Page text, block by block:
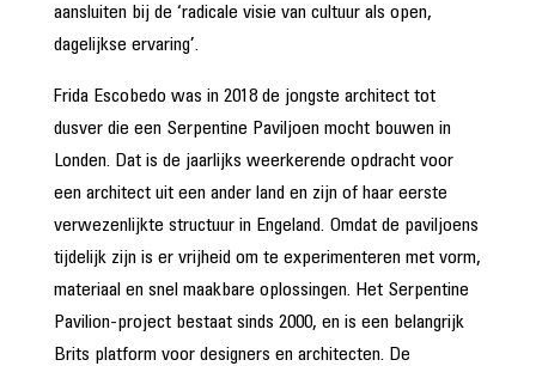
aansluiten bij de ‘radicale visie van cultuur als open,
dagelijkse ervaring’.
Frida Escobedo was in 2018 de jongste architect tot
dusver die een Serpentine Paviljoen mocht bouwen in
Londen. Dat is de jaarlijks weerkerende opdracht voor
een architect uit een ander land en zijn of haar eerste
verwezenlijkte structuur in Engeland. Omdat de paviljoens
tijdelijk zijn is er vrijheid om te experimenteren met vorm,
materiaal en snel maakbare oplossingen. Het Serpentine
Pavilion-project bestaat sinds 2000, en is een belangrijk
Brits platform voor designers en architecten. De